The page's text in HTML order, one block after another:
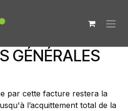
GÉNÉRALES
par cette facture restera la
l’acquittement total de la